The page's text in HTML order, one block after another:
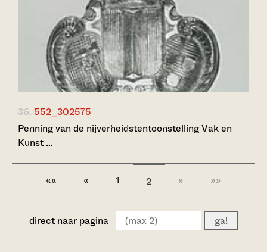
36. 552_302575
Penning van de nijverheidstentoonstelling Vak en
Kunst …
«« « 1 2 » »»
direct naar pagina ga!